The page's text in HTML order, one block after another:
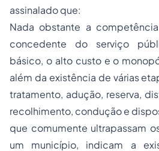
assinalado que:
Nada obstante a
concedente do serviço
básico, o alto custo e o
além da existência de várias
tratamento, adução, reserva,
recolhimento, condução e
que comumente ultrapassam
um município, indicam a